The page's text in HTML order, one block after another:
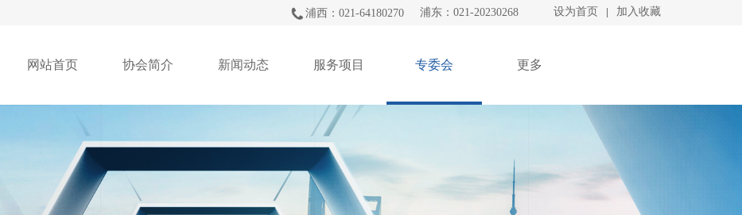
设为首页 加入收藏
浦西：021-64180270 浦东：021-20230268
网站首页 协会简介 新闻动态 服务项目 专委会 更多